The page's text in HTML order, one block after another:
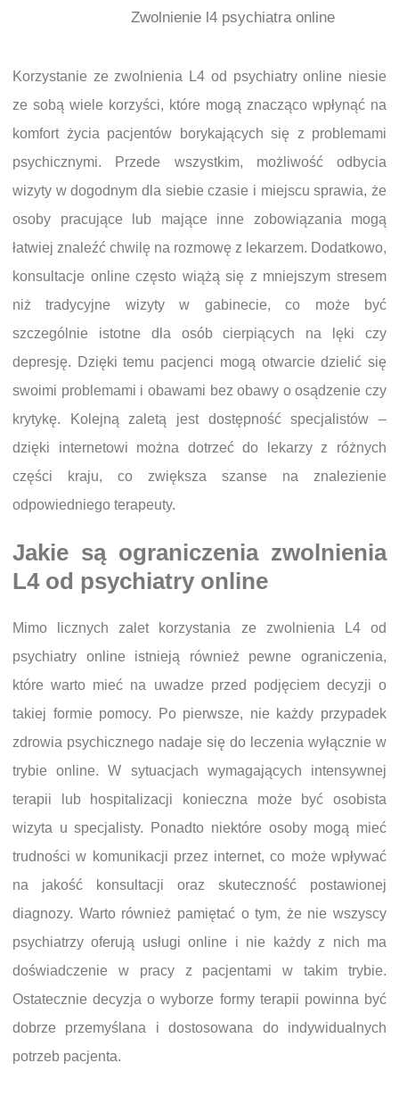
Zwolnienie l4 psychiatra online
Korzystanie ze zwolnienia L4 od psychiatry online niesie
ze sobą wiele korzyści, które mogą znacząco wpłynąć na
komfort życia pacjentów borykających się z problemami
psychicznymi. Przede wszystkim, możliwość odbycia
wizyty w dogodnym dla siebie czasie i miejscu sprawia, że
osoby pracujące lub mające inne zobowiązania mogą
łatwiej znaleźć chwilę na rozmowę z lekarzem. Dodatkowo,
konsultacje online często wiążą się z mniejszym stresem
niż tradycyjne wizyty w gabinecie, co może być
szczególnie istotne dla osób cierpiących na lęki czy
depresję. Dzięki temu pacjenci mogą otwarcie dzielić się
swoimi problemami i obawami bez obawy o osądzenie czy
krytykę. Kolejną zaletą jest dostępność specjalistów –
dzięki internetowi można dotrzeć do lekarzy z różnych
części kraju, co zwiększa szanse na znalezienie
odpowiedniego terapeuty.
Jakie są ograniczenia zwolnienia
L4 od psychiatry online
Mimo licznych zalet korzystania ze zwolnienia L4 od
psychiatry online istnieją również pewne ograniczenia,
które warto mieć na uwadze przed podjęciem decyzji o
takiej formie pomocy. Po pierwsze, nie każdy przypadek
zdrowia psychicznego nadaje się do leczenia wyłącznie w
trybie online. W sytuacjach wymagających intensywnej
terapii lub hospitalizacji konieczna może być osobista
wizyta u specjalisty. Ponadto niektóre osoby mogą mieć
trudności w komunikacji przez internet, co może wpływać
na jakość konsultacji oraz skuteczność postawionej
diagnozy. Warto również pamiętać o tym, że nie wszyscy
psychiatrzy oferują usługi online i nie każdy z nich ma
doświadczenie w pracy z pacjentami w takim trybie.
Ostatecznie decyzja o wyborze formy terapii powinna być
dobrze przemyślana i dostosowana do indywidualnych
potrzeb pacjenta.